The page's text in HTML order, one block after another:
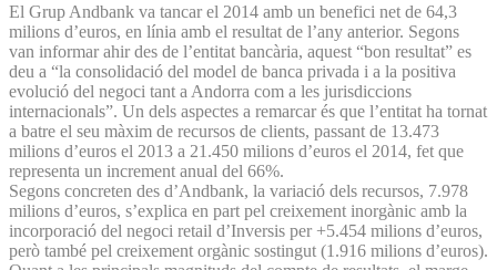
El Grup Andbank va tancar el 2014 amb un benefici net de 64,3
milions d’euros, en línia amb el resultat de l’any anterior. Segons
van informar ahir des de l’entitat bancària, aquest “bon resultat” es
deu a “la consolidació del model de banca privada i a la positiva
evolució del negoci tant a Andorra com a les jurisdiccions
internacionals”. Un dels aspectes a remarcar és que l’entitat ha tornat
a batre el seu màxim de recursos de clients, passant de 13.473
milions d’euros el 2013 a 21.450 milions d’euros el 2014, fet que
representa un increment anual del 66%.
Segons concreten des d’Andbank, la variació dels recursos, 7.978
milions d’euros, s’explica en part pel creixement inorgànic amb la
incorporació del negoci retail d’Inversis per +5.454 milions d’euros,
però també pel creixement orgànic sostingut (1.916 milions d’euros).